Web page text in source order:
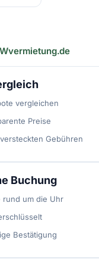
vergleichen
Preise
Gebühren
Buchung
rund um die Uhr
Bestätigung